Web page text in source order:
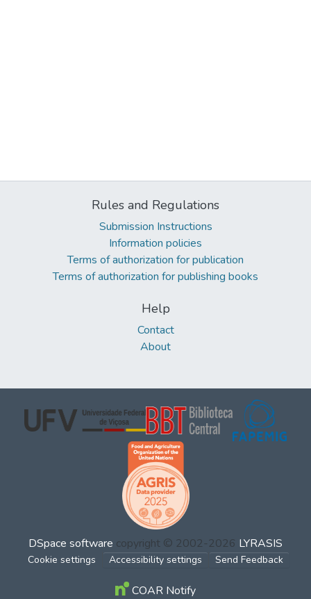
Rules and Regulations
Submission Instructions
Information policies
Terms of authorization for publication
Terms of authorization for publishing books
Help
Contact
About
DSpace software copyright © 2002-2026 LYRASIS
Cookie settings Accessibility settings Send Feedback
COAR Notify